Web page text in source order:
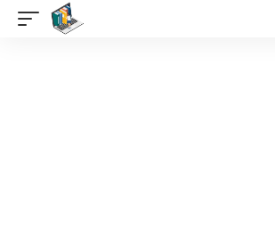
contenido